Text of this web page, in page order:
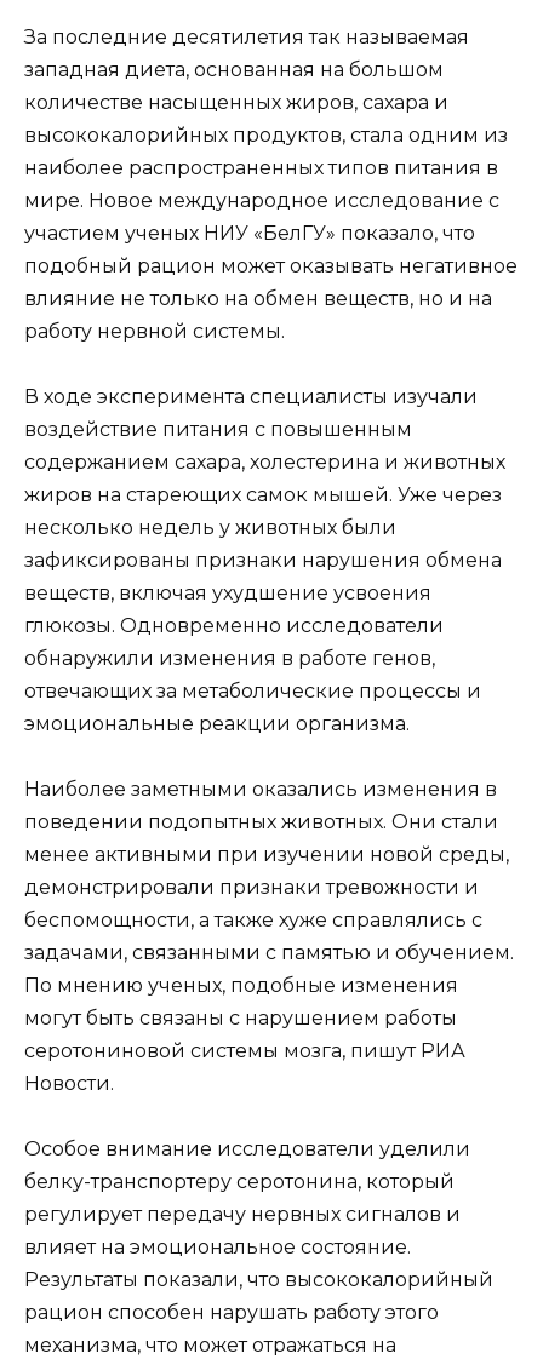
За последние десятилетия так называемая
западная диета, основанная на большом
количестве насыщенных жиров, сахара и
высококалорийных продуктов, стала одним из
наиболее распространенных типов питания в
мире. Новое международное исследование с
участием ученых НИУ «БелГУ» показало, что
подобный рацион может оказывать негативное
влияние не только на обмен веществ, но и на
работу нервной системы.
В ходе эксперимента специалисты изучали
воздействие питания с повышенным
содержанием сахара, холестерина и животных
жиров на стареющих самок мышей. Уже через
несколько недель у животных были
зафиксированы признаки нарушения обмена
веществ, включая ухудшение усвоения
глюкозы. Одновременно исследователи
обнаружили изменения в работе генов,
отвечающих за метаболические процессы и
эмоциональные реакции организма.
Наиболее заметными оказались изменения в
поведении подопытных животных. Они стали
менее активными при изучении новой среды,
демонстрировали признаки тревожности и
беспомощности, а также хуже справлялись с
задачами, связанными с памятью и обучением.
По мнению ученых, подобные изменения
могут быть связаны с нарушением работы
серотониновой системы мозга, пишут РИА
Новости.
Особое внимание исследователи уделили
белку-транспортеру серотонина, который
регулирует передачу нервных сигналов и
влияет на эмоциональное состояние.
Результаты показали, что высококалорийный
рацион способен нарушать работу этого
механизма, что может отражаться на